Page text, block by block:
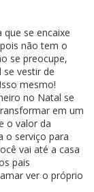
se encaixe
não tem o
se preocupe,
vestir de
mesmo!
no Natal se
em um
o valor da
o serviço para
vai até a casa
pais
ver o próprio